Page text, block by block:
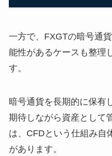
一方で、FXGTの暗号通
能性があるケースも整理
す。
暗号通貨を長期的に保有
期待しながら資産として
は、CFDという仕組み自
があります。